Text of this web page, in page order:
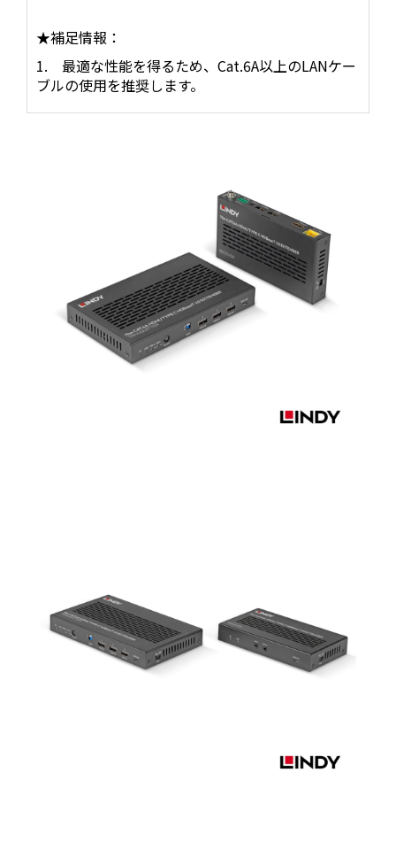
★補足情報：
1. 最適な性能を得るため、Cat.6A以上のLANケー
ブルの使用を推奨します。